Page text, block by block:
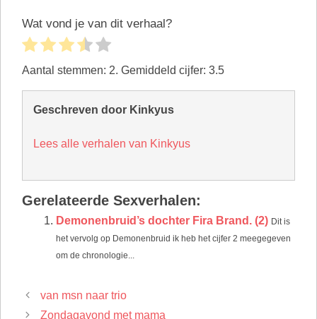
Wat vond je van dit verhaal?
Aantal stemmen: 2. Gemiddeld cijfer: 3.5
Geschreven door Kinkyus
Lees alle verhalen van Kinkyus
Gerelateerde Sexverhalen:
Demonenbruid’s dochter Fira Brand. (2) Dit is
het vervolg op Demonenbruid ik heb het cijfer 2 meegegeven
om de chronologie...
van msn naar trio
Zondagavond met mama